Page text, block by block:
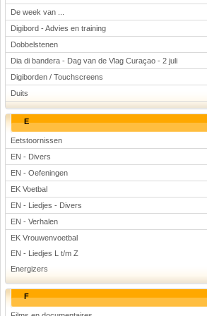
De week van ...
Digibord - Advies en training
Dobbelstenen
Dia di bandera - Dag van de Vlag Curaçao - 2 juli
Digiborden / Touchscreens
Duits
E
Eetstoornissen
EN - Divers
EN - Oefeningen
EK Voetbal
EN - Liedjes - Divers
EN - Verhalen
EK Vrouwenvoetbal
EN - Liedjes L t/m Z
Energizers
F